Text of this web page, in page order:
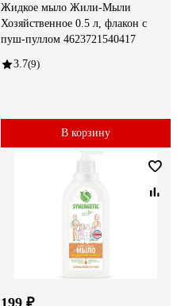
Жидкое мыло Жили-Мыли
Хозяйственное 0.5 л, флакон с
пуш-пуллом 4623721540417
3.7(9)
В корзину
199 ₽